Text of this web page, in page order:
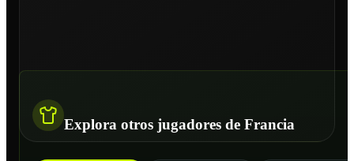
Explora otros jugadores de Francia